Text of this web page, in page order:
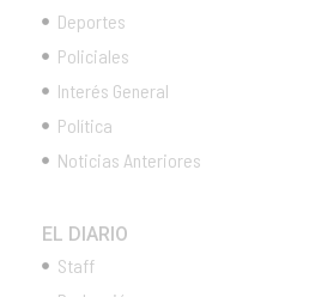
Deportes
Policiales
Interés General
Política
Noticias Anteriores
EL DIARIO
Staff